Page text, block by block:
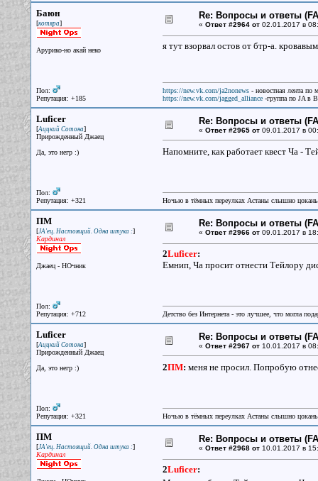
Баюн
[котяра]
Арурико-но акай неко
Пол:
Репутация: +185
Re: Вопросы и ответы
« Ответ #2964 от02.01.2017 в
я тут взорвал остов от бтр-а.
https://new.vk.com/ja2nonews- новостная лента по
https://new.vk.com/jagged_alliance-группа по JA в
Luficer
[Аццкий Сотона]
Прирожденный Джаец
Да, это негр :)
Пол:
Репутация: +321
Re: Вопросы и ответы
« Ответ #2965 от09.01.2017 в
Напомните, как работает квест Ча -
Ночью в тёмных переулках Астаны слышно
ПМ
[JA'ец. Настоящий. Одна штука :]
Кардинал
Джаец - НОчник
Пол:
Репутация: +712
Re: Вопросы и ответы
« Ответ #2966 от09.01.2017 в
2Luficer:
Емнип, Ча просит отнести Тейлору
Детство без Интернета - это лучшее, что могла
Luficer
[Аццкий Сотона]
Прирожденный Джаец
Да, это негр :)
Пол:
Репутация: +321
Re: Вопросы и ответы
« Ответ #2967 от10.01.2017 в
2ПМ: меня не просил. Попробую
Ночью в тёмных переулках Астаны слышно
ПМ
[JA'ец. Настоящий. Одна штука :]
Кардинал
Re: Вопросы и ответы
« Ответ #2968 от10.01.2017 в
2Luficer: